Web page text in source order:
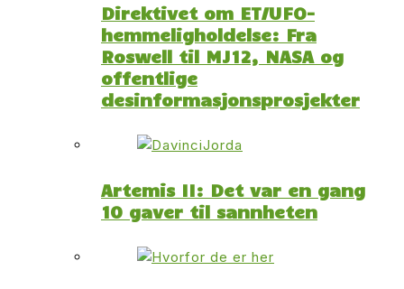
Direktivet om ET/UFO-
hemmeligholdelse: Fra
Roswell til MJ12, NASA og
offentlige
desinformasjonsprosjekter
Artemis II: Det var en gang
10 gaver til sannheten